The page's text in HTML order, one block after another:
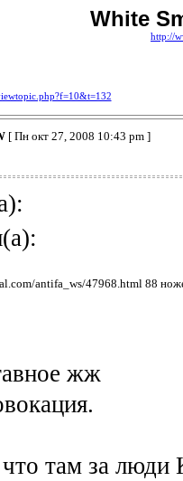
White
http://
[ Пн окт 27, 2008 10:43 pm ]
antifa_ws/47968.html 88
жж
там за